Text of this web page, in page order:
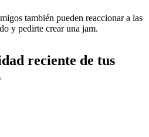
también pueden reaccionar a las
y pedirte crear una jam.
reciente de tus